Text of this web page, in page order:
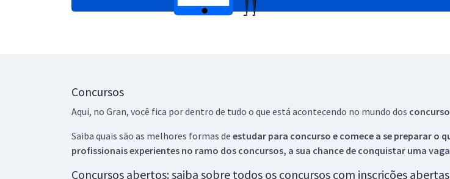
Concursos
Aqui, no Gran, você fica por dentro de tudo o que está acontecendo no mundo dos
Saiba quais são as melhores formas de estudar para concurso e comece a se preparar o
profissionais experientes no ramo dos concursos, a sua chance de conquistar uma
Concursos abertos: saiba sobre todos os concursos com inscrições abertas